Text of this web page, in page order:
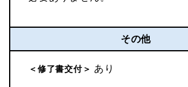
その他
＜修了書交付＞ あり